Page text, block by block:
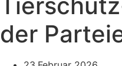
der